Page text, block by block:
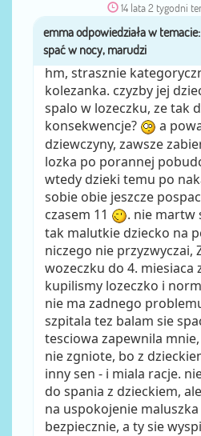
14 lata 2 tygodni
przez
hm, strasznie
kolezanka. czyzby jej
spalo w lozeczku, ze tak
konsekwencje?
a
dziewczyny, zawsze
lozka po porannej
wtedy dzieki temu po
sobie obie jeszcze
czasem 11
. nie martw
tak malutkie dziecko na
niczego nie przyzwyczai,
wozeczku do 4. miesiaca
kupilismy lozeczko i
nie ma zadnego
szpitala tez balam sie
tesciowa zapewnila
nie zgniote, bo z
inny sen - i miala racje.
do spania z dzieckiem,
na uspokojenie
bezpiecznie, a ty sie